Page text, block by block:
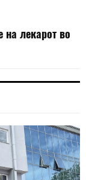
на лекарот во